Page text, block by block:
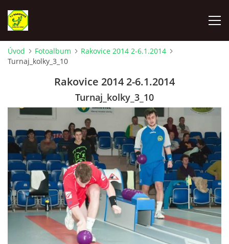
ÚVOD
VYLOSOVANIE - SÚŤAŽNÝ ROČNÍK 2025-2026
TJ RAKOVICE "B"
TJ RAKOVICE ŽENY
TJ RAKOVICE DORAST
Úvod Fotoalbum
Rakovice 2014 2-6.1.2014
Turnaj_kolky_3_10
Rakovice 2014 2-6.1.2014
Turnaj_kolky_3_10